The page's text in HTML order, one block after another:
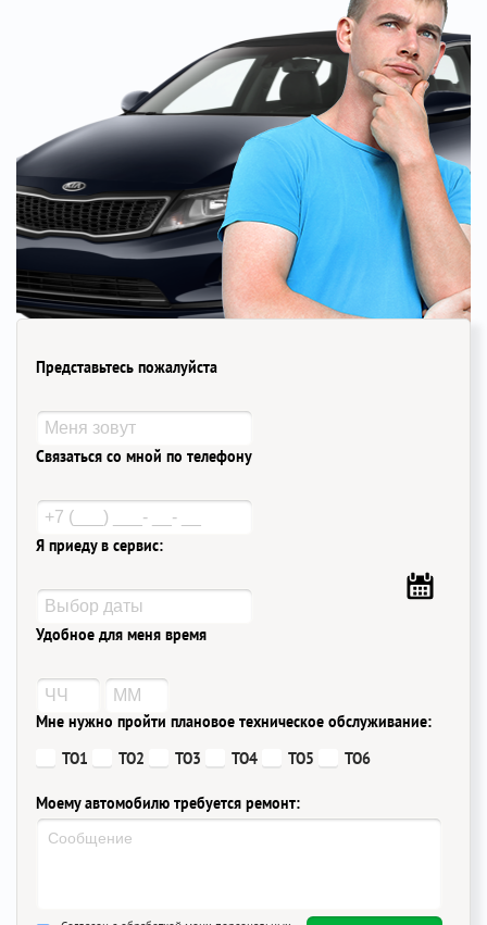
Представьтесь пожалуйста
Связаться со мной по телефону
Я приеду в сервис:
Удобное для меня время
Мне нужно пройти плановое техническое обслуживание:
ТО1
ТО2 ТО3 ТО4 ТО5 ТО6
Моему автомобилю требуется ремонт: